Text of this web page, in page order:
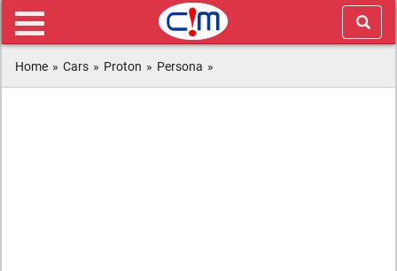
Home » Cars » Proton » Persona »